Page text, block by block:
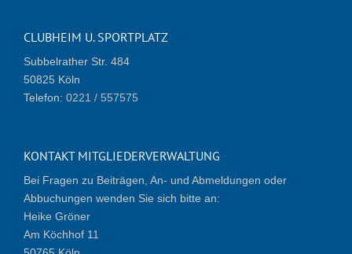
CLUBHEIM U. SPORTPLATZ
Subbelrather Str. 484
50825 Köln
Telefon: 0221 / 557575
KONTAKT MITGLIEDERVERWALTUNG
Bei Fragen zu Beiträgen, An- und Abmeldungen oder
Abbuchungen wenden Sie sich bitte an:
Heike Gröner
Am Köchhof 11